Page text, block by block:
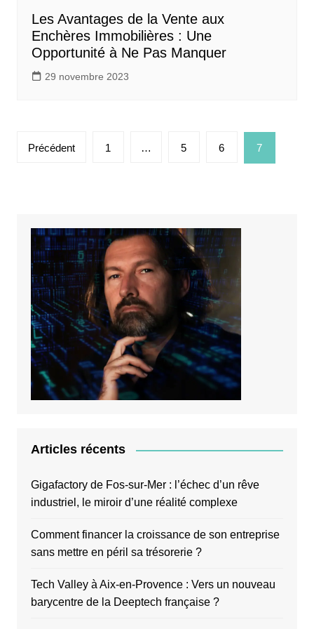
Les Avantages de la Vente aux
Enchères Immobilières : Une
Opportunité à Ne Pas Manquer
29 novembre 2023
Pagination
Précédent 1 … 5 6 7
Articles récents
Gigafactory de Fos-sur-Mer : l’échec d’un rêve
industriel, le miroir d’une réalité complexe
Comment financer la croissance de son entreprise
sans mettre en péril sa trésorerie ?
Tech Valley à Aix-en-Provence : Vers un nouveau
barycentre de la Deeptech française ?